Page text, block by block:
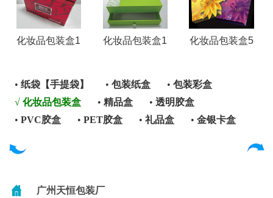
化妆品包装盒1 化妆品包装盒1 化妆品包装盒5
• 纸袋【手提袋】 • 包装纸盒 • 包装彩盒
√ 化妆品包装盒 • 精品盒 • 透明胶盒
• PVC胶盒 • PET胶盒 • 礼品盒 • 金银卡盒
广州天恒包装厂